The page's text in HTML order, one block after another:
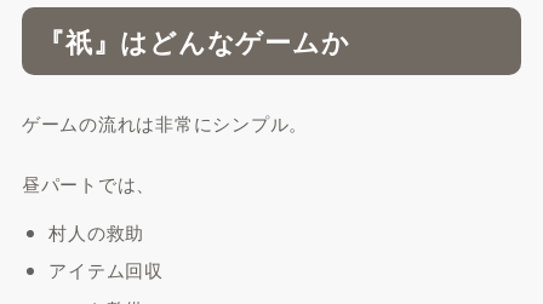
『祇』はどんなゲームか
ゲームの流れは非常にシンプル。
昼パートでは、
村人の救助
アイテム回収